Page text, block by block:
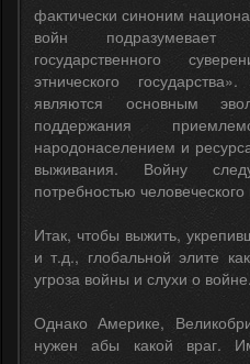
фактически синоним
войн подразумевает
государственного
этнического
являются основным
поддержания
народонаселением и
выживания. Войну
потребностью человеческого
Итак, чтобы выжить,
и т.д., глобальной элите
угроза войны и слухи о войне.
Однако Америке,
нужен абы какой враг.